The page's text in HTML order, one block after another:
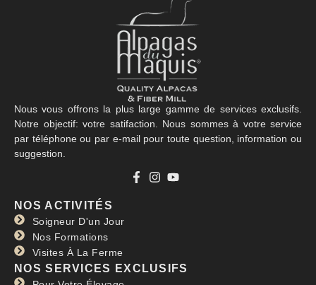
Nous vous offrons la plus large gamme de services exclusifs.
Notre objectif: votre satifaction. Nous sommes à votre service
par téléphone ou par e-mail pour toute question, information ou
suggestion.
NOS ACTIVITÉS
Soigneur D'un Jour
Nos Formations
Visites À La Ferme
NOS SERVICES EXCLUSIFS